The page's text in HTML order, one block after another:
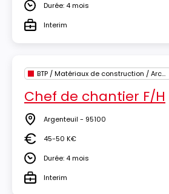
DuréeDurée: 4 mois
TypeInterim
BTP / Matériaux de construction / Architecture
Chef de chantier F/H
Lieu Argenteuil - 95100
Salaire45-50 K€
DuréeDurée: 4 mois
TypeInterim